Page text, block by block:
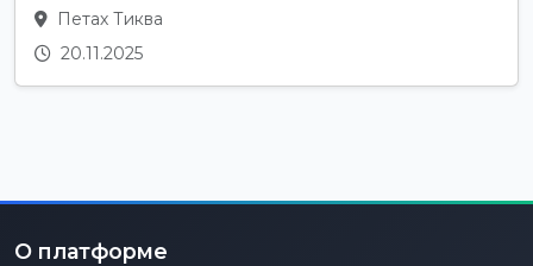
Петах Тиква
20.11.2025
О платформе